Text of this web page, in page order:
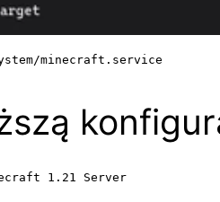
1.21 Server